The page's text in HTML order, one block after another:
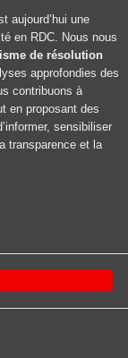
aujourd’hui une
en RDC. Nous nous
de résolution
approfondies des
contribuons à
en proposant des
sensibiliser
transparence et la